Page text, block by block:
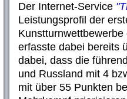
Der Internet-Service
Leistungsprofil der
erfasste dabei bereits
dabei, dass die
und Russland mit 4
mit über 55 Punkten